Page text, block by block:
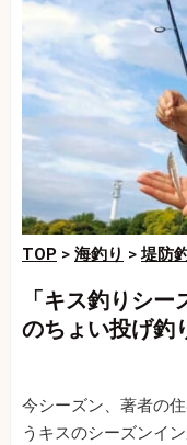
TOP > 海釣り >堤防
「キス釣りシ
のちょい投げ釣
今シーズン、著者の
うキスのシーズンイ